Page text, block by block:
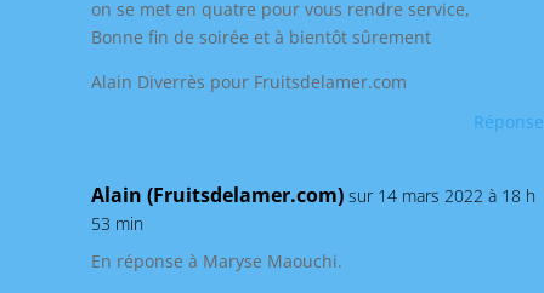
on se met en quatre pour vous rendre service,
Bonne fin de soirée et à bientôt sûrement
Alain Diverrès pour Fruitsdelamer.com
Réponse
Alain (Fruitsdelamer.com) sur 14 mars 2022 à 18 h
53 min
En réponse à Maryse Maouchi.